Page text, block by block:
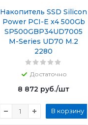
Накопитель SSD Silicon
Power PCI-E x4 500Gb
SP500GBP34UD7005
M-Series UD70 M.2
2280
Достаточно
8 872 руб./шт
В корзину